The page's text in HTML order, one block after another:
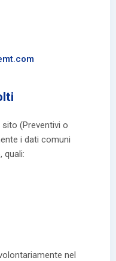
(Preventivi o
i dati comuni
quali:
nel